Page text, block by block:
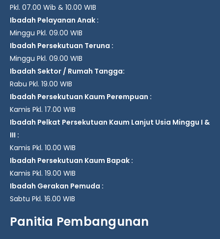
Pkl. 07.00 Wib & 10.00 WIB
Ibadah Pelayanan Anak :
Minggu Pkl. 09.00 WIB
Ibadah Persekutuan Teruna :
Minggu Pkl. 09.00 WIB
Ibadah Sektor / Rumah Tangga:
Rabu Pkl. 19.00 WIB
Ibadah Persekutuan Kaum Perempuan :
Kamis Pkl. 17.00 WIB
Ibadah Pelkat Persekutuan Kaum Lanjut Usia Minggu I &
III :
Kamis Pkl. 10.00 WIB
Ibadah Persekutuan Kaum Bapak :
Kamis Pkl. 19.00 WIB
Ibadah Gerakan Pemuda :
Sabtu Pkl. 16.00 WIB
Panitia Pembangunan